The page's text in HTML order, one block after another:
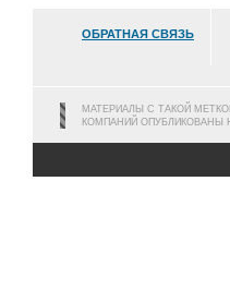
ОБРАТНАЯ СВЯЗЬ
МАТЕРИАЛЫ С ТАКОЙ
КОМПАНИЙ